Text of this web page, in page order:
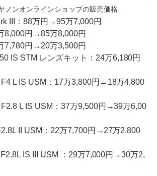
ノンオンラインショップの販売価格
III：88万円→95万7,000円
8,000円→85万8,000円
7,780円→20万3,500円
IS STM レンズキット：24万6,180円
F4 L IS USM：17万3,800円→18万4,800
F2.8 L IS USM：37万9,500円→39万6,00
II USM：22万7,700円→27万2,800
F2.8L IS III USM ：29万7,000円→30万2,